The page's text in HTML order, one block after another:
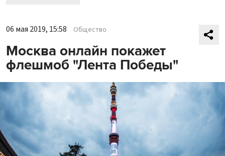
06 мая 2019, 15:58 Общество
Москва онлайн покажет
флешмоб "Лента Победы"